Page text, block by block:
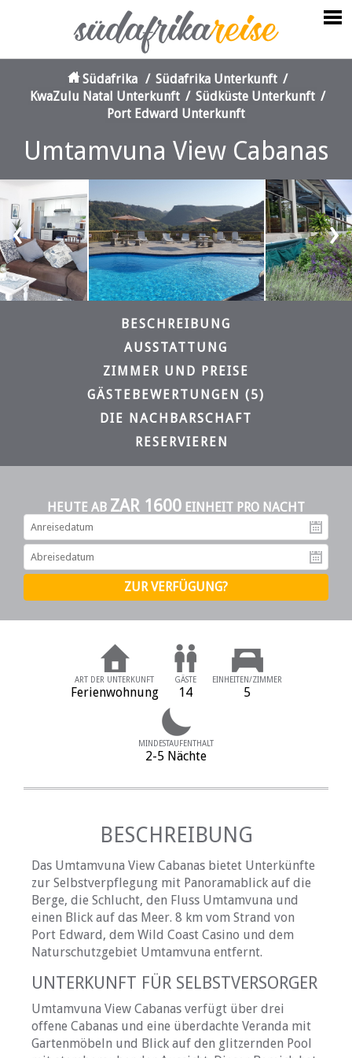
Südafrika / Südafrika Unterkunft /
KwaZulu Natal Unterkunft / Südküste Unterkunft /
Port Edward Unterkunft
Umtamvuna View Cabanas
‹ ›
BESCHREIBUNG
AUSSTATTUNG
ZIMMER UND PREISE
GÄSTEBEWERTUNGEN (5)
DIE NACHBARSCHAFT
RESERVIEREN
HEUTE AB ZAR 1600 EINHEIT PRO NACHT
ART DER UNTERKUNFT
Ferienwohnung
GÄSTE
14
EINHEITEN/ZIMMER
5
MINDESTAUFENTHALT
2-5 Nächte
BESCHREIBUNG
Das Umtamvuna View Cabanas bietet Unterkünfte
zur Selbstverpflegung mit Panoramablick auf die
Berge, die Schlucht, den Fluss Umtamvuna und
einen Blick auf das Meer. 8 km vom Strand von
Port Edward, dem Wild Coast Casino und dem
Naturschutzgebiet Umtamvuna entfernt.
UNTERKUNFT FÜR SELBSTVERSORGER
Umtamvuna View Cabanas verfügt über drei
offene Cabanas und eine überdachte Veranda mit
Gartenmöbeln und Blick auf den glitzernden Pool